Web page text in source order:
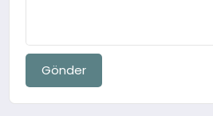
Gönder